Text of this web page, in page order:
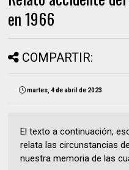
en 1966
COMPARTIR:
martes, 4 de abril de 2023
El texto a continuación,
relata las circunstancias
nuestra memoria de las